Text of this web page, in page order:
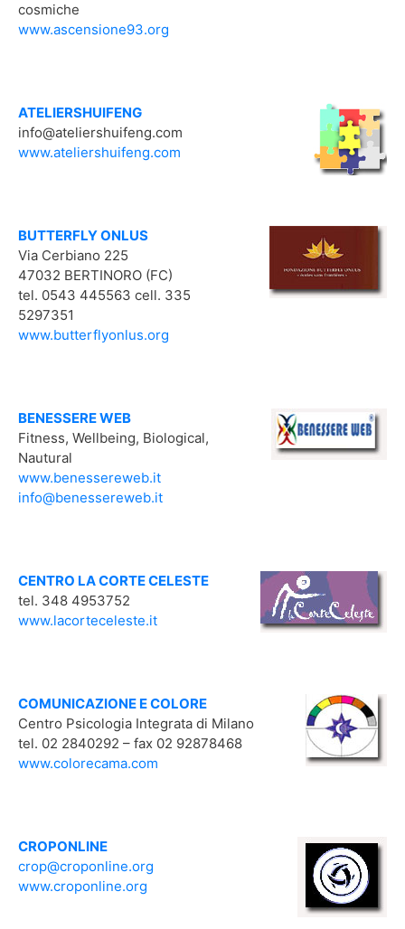
cosmiche
www.ascensione93.org
ATELIERSHUIFENG
info@ateliershuifeng.com
www.ateliershuifeng.com
BUTTERFLY ONLUS
Via Cerbiano 225
47032 BERTINORO (FC)
tel. 0543 445563 cell. 335
5297351
www.butterflyonlus.org
BENESSERE WEB
Fitness, Wellbeing, Biological,
Nautural
www.benessereweb.it
info@benessereweb.it
CENTRO LA CORTE CELESTE
tel. 348 4953752
www.lacorteceleste.it
COMUNICAZIONE E COLORE
Centro Psicologia Integrata di Milano
tel. 02 2840292 – fax 02 92878468
www.colorecama.com
CROPONLINE
crop@croponline.org
www.croponline.org